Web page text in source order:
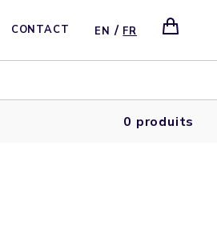
CONTACT EN / FR
0 produits